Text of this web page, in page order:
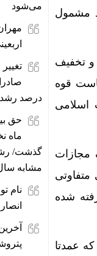
مشمول
که استحقاق عفو و تخفیف
قوه
اسلامی
و تخفیف مجازات
متفاوتی
شده
که عمدتا
می‌شود
درصد
حق
مشابه
نام